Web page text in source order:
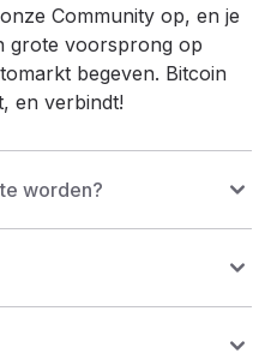
Community op, en je
grote voorsprong op
begeven. Bitcoin
en verbindt!
worden?